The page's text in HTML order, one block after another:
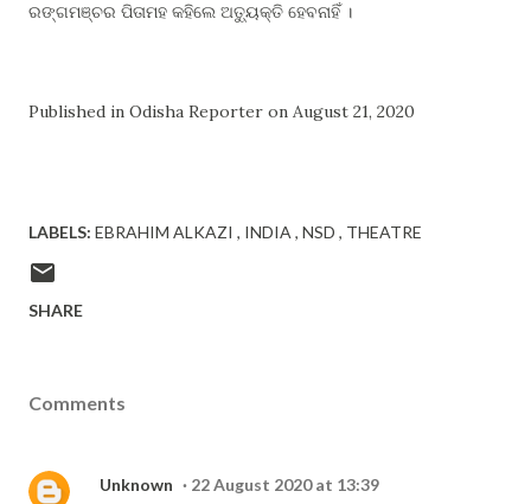
ରଙ୍ଗମଞ୍ଚର ପିତାମହ କହିଲେ ଅତ୍ୟୁକ୍ତି ହେବନାହିଁ ।
Published in Odisha Reporter on August 21, 2020
LABELS: EBRAHIM ALKAZI INDIA NSD THEATRE
SHARE
Comments
Unknown 22 August 2020 at 13:39